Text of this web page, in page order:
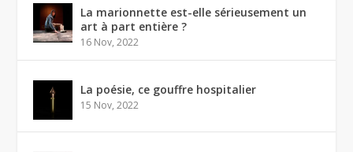
La marionnette est-elle sérieusement un
art à part entière ?
16 Nov, 2022
La poésie, ce gouffre hospitalier
15 Nov, 2022